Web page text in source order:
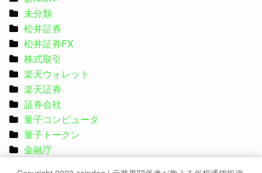
未分類
松井証券
松井証券FX
株式取引
楽天ウォレット
楽天証券
証券会社
量子コンピュータ
量子トークン
金融庁